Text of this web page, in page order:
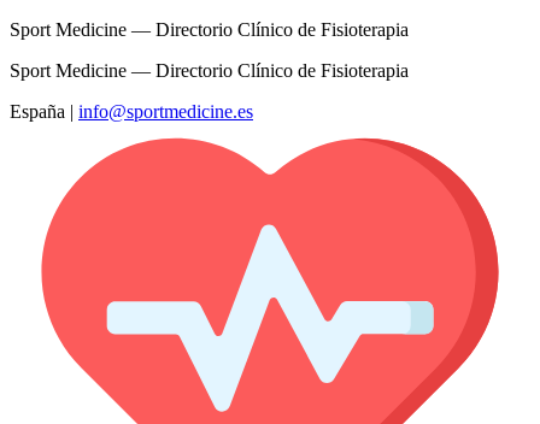
Sport Medicine — Directorio Clínico de Fisioterapia
Sport Medicine — Directorio Clínico de Fisioterapia
España | info@sportmedicine.es